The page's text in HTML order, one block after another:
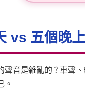
vs 五個晚上
聲音是雜亂的？車聲
。